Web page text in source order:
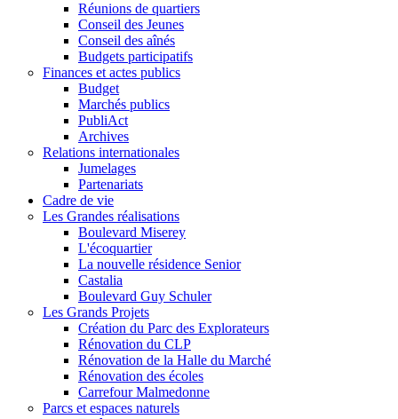
Réunions de quartiers
Conseil des Jeunes
Conseil des aînés
Budgets participatifs
Finances et actes publics
Budget
Marchés publics
PubliAct
Archives
Relations internationales
Jumelages
Partenariats
Cadre de vie
Les Grandes réalisations
Boulevard Miserey
L'écoquartier
La nouvelle résidence Senior
Castalia
Boulevard Guy Schuler
Les Grands Projets
Création du Parc des Explorateurs
Rénovation du CLP
Rénovation de la Halle du Marché
Rénovation des écoles
Carrefour Malmedonne
Parcs et espaces naturels